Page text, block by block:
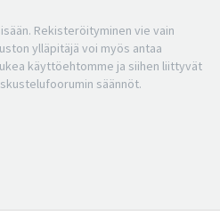
Rekisteröityminen vie vain
ylläpitäjä voi myös antaa
käyttöehtomme ja siihen liittyvät
säännöt.